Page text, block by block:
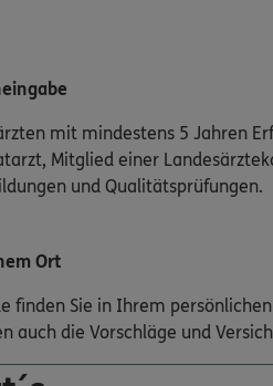
mit mindestens 5 Jahren
Mitglied einer
und Qualitätsprüfungen.
Ort
finden Sie in Ihrem
auch die Vorschläge und